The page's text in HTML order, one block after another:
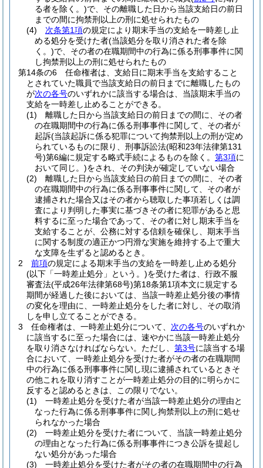
る者を除く。)で、その離職した日から当該支給日の前日
までの間に拘禁刑以上の刑に処せられたもの
(4)
次条第1項の規定により期末手当の支給を一時差し止
める処分を受けた者(当該処分を取り消された者を除
く。)で、その者の在職期間中の行為に係る刑事事件に関
し拘禁刑以上の刑に処せられたもの
第14条の6
任命権者は、支給日に期末手当を支給すること
とされていた職員で当該支給日の前日までに離職したもの
が次の各号のいずれかに該当する場合は、当該期末手当の
支給を一時差し止めることができる。
(1)
離職した日から当該支給日の前日までの間に、その者
の在職期間中の行為に係る刑事事件に関して、その者が
起訴(当該起訴に係る犯罪について拘禁刑以上の刑が定め
られているものに限り、刑事訴訟法(昭和23年法律第131
号)第6編に規定する略式手続によるものを除く。 第3項に
おいて同じ。)をされ、その判決が確定していない場合
(2)
離職した日から当該支給日の前日までの間に、その者
の在職期間中の行為に係る刑事事件に関して、その者が
逮捕された場合又はその者から聴取した事項若しくは調
査により判明した事実に基づきその者に犯罪があると思
料するに至った場合であって、その者に対し期末手当を
支給することが、公務に対する信頼を確保し、期末手当
に関する制度の適正かつ円滑な実施を維持する上で重大
な支障を生ずると認めるとき。
2
前項の規定による期末手当の支給を一時差し止める処分
(以下「一時差止処分」という。)を受けた者は、行政不服
審査法(平成26年法律第68号)第18条第1項本文に規定する
期間が経過した後においては、当該一時差止処分後の事情
の変化を理由に、一時差止処分をした者に対し、その取消
しを申し立てることができる。
3
任命権者は、一時差止処分について、 次の各号のいずれか
に該当するに至った場合には、速やかに当該一時差止処分
を取り消さなければならない。 ただし、 第3号に該当する場
合において、一時差止処分を受けた者がその者の在職期間
中の行為に係る刑事事件に関し現に逮捕されているときそ
の他これを取り消すことが一時差止処分の目的に明らかに
反すると認めるときは、この限りでない。
(1)
一時差止処分を受けた者が当該一時差止処分の理由と
なった行為に係る刑事事件に関し拘禁刑以上の刑に処せ
られなかった場合
(2)
一時差止処分を受けた者について、当該一時差止処分
の理由となった行為に係る刑事事件につき公訴を提起し
ない処分があった場合
(3)
一時差止処分を受けた者がその者の在職期間中の行為